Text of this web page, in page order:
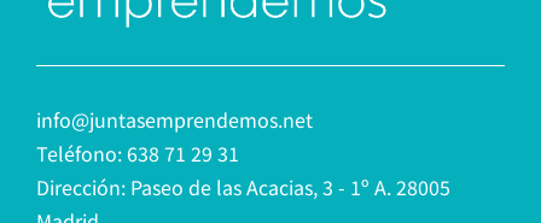
info@juntasemprendemos.net
Teléfono: 638 71 29 31
Dirección: Paseo de las Acacias, 3 - 1º A. 28005